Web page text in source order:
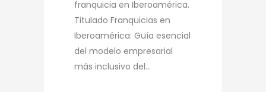
franquicia en Iberoamérica.
Titulado Franquicias en
Iberoamérica: Guía esencial
del modelo empresarial
más inclusivo del...